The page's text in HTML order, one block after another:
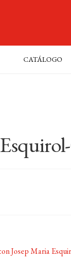
CATÁLOGO
Josep Maria